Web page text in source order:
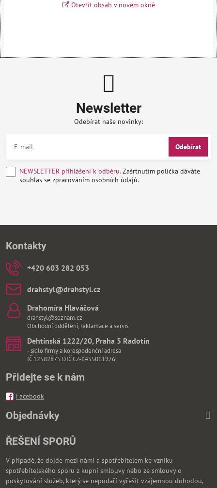
Otevřít obsah v novém okně
Newsletter
Odebírat naše novinky:
Odebírat
NEWSLETTER přihlášení k odběru.Zašrtnutím políčka dáváte
souhlas se zpracováním osobních údajů.
Kontakty
+420 603 282 053
drahstyl​@drahstyl​.cz
Drahomíra Hlaváčová
drahstyl@seznam.cz
Obchodní oddělení, reklamace a servis
Dehtínská 1222/20, Praha 5 Radotín
- sídlo firmy a korespodenční adresa
IČ 12582875 DIČ CZ-6455061976
Přidejte se k nám
Facebook
Objednávky
ŘEŠENÍ SPORŮ
V případě, že dojde mezi námi a spotřebitelem ke vzniku
spotřebitelského sporu z kupní smlouvy nebo ze smlouvy o
poskytování služeb, který se nepodaří vyřešit vzájemnou dohodou,